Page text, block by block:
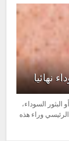
نهائيا
السوداء،
وراء هذه